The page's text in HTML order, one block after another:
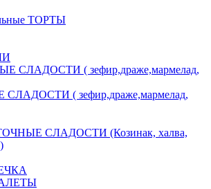
ТОРТЫ
( зефир,драже,мармелад,
СЛАДОСТИ (Козинак, халва,